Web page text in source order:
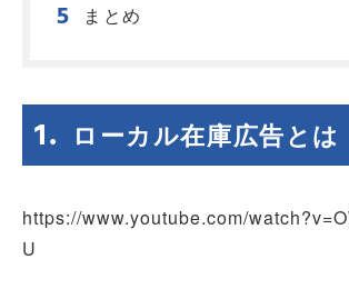
まとめ
ローカル在庫広告とは
https://www.youtube.com/
U